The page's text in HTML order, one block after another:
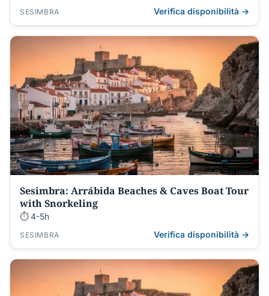
SESIMBRA Verifica disponibilità →
Sesimbra: Arrábida Beaches & Caves Boat Tour
with Snorkeling
⏱ 4-5h
SESIMBRA Verifica disponibilità →